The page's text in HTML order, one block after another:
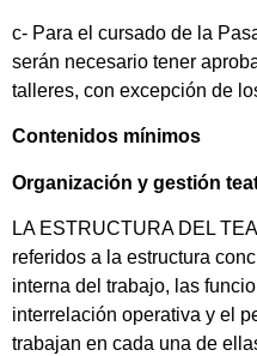
c- Para el cursado de la
serán necesario tener
talleres, con excepción de
Contenidos mínimos
Organización y gestión
LA ESTRUCTURA DEL
referidos a la estructura
interna del trabajo, las
interrelación operativa y el
trabajan en cada una de